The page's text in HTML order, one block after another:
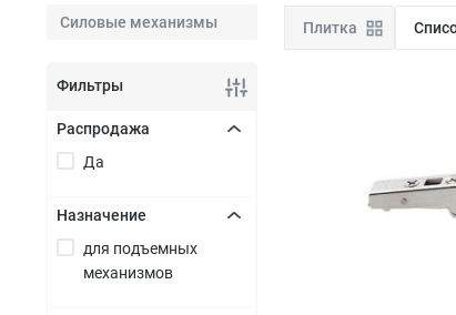
Силовые механизмы
Фильтры
Распродажа
Да
Назначение
для подъемных
механизмов
Плитка